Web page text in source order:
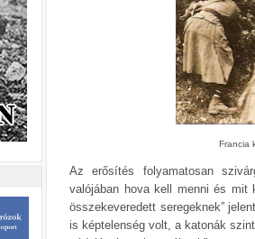
Francia
Az erősítés folyamatosan
valójában hova kell menni és mit
összekeveredett seregeknek”
is képtelenség volt, a katonák